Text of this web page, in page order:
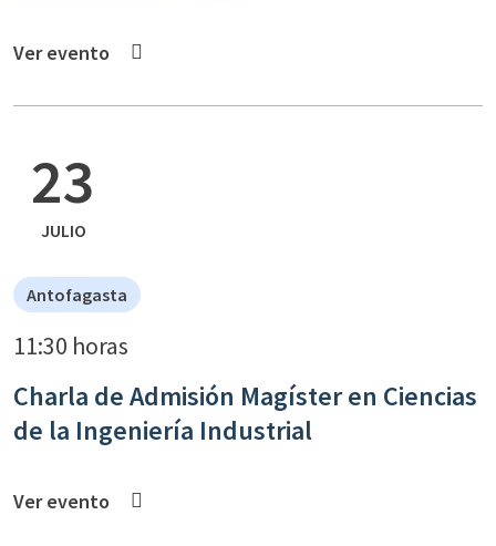
Ver evento
23
JULIO
Antofagasta
11:30 horas
Charla de Admisión Magíster en Ciencias
de la Ingeniería Industrial
Ver evento